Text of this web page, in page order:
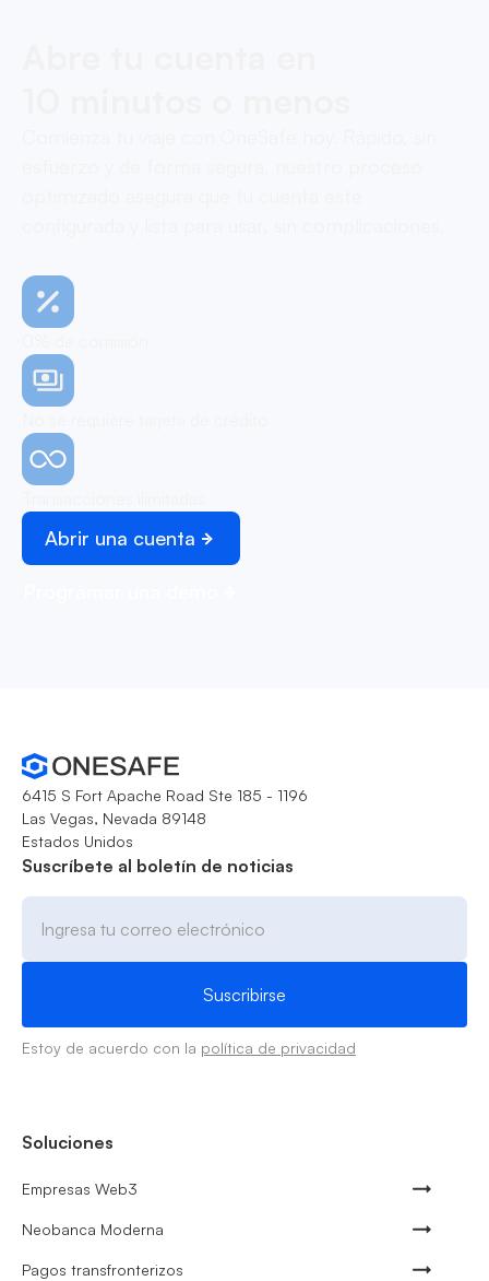
Abrir una cuenta
6415 S Fort Apache Road Ste 185 - 1196
Las Vegas, Nevada 89148
Estados Unidos
Suscríbete al boletín de noticias
Estoy de acuerdo con la política de privacidad
Soluciones
Empresas Web3
Neobanca Moderna
Pagos transfronterizos